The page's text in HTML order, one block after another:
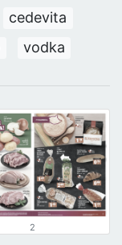
cedevita
vodka
2